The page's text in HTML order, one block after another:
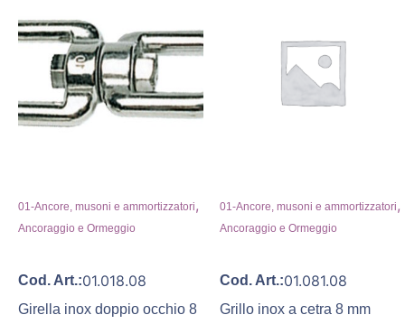
01-Ancore, musoni e ammortizzatori,
Ancoraggio e Ormeggio
Cod. Art.:01.018.08
Girella inox doppio occhio 8
01-Ancore, musoni e ammortizzatori,
Ancoraggio e Ormeggio
Cod. Art.:01.081.08
Grillo inox a cetra 8 mm